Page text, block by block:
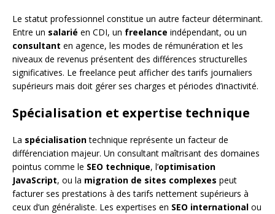
Le statut professionnel constitue un autre facteur déterminant.
Entre un salarié en CDI, un freelance indépendant, ou un
consultant en agence, les modes de rémunération et les
niveaux de revenus présentent des différences structurelles
significatives. Le freelance peut afficher des tarifs journaliers
supérieurs mais doit gérer ses charges et périodes d’inactivité.
Spécialisation et expertise technique
La spécialisationtechnique représente un facteur de
différenciation majeur. Un consultant maîtrisant des domaines
pointus comme le SEO technique, l’optimisation
JavaScript, ou la migration de sites complexes peut
facturer ses prestations à des tarifs nettement supérieurs à
ceux d’un généraliste. Les expertises en SEO international ou